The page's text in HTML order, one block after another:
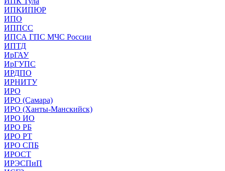
ИПКИПЮР
ИПО
ИППСС
ИПСА ГПС МЧС России
ИПТД
ИрГАУ
ИрГУПС
ИРДПО
ИРНИТУ
ИРО
ИРО (Самара)
ИРО (Ханты-Манскийск)
ИРО ИО
ИРО РБ
ИРО РТ
ИРО СПБ
ИРОСТ
ИРЭСПиП